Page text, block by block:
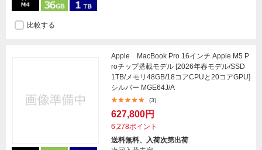
比較する
Apple MacBook Pro 16インチ Apple M5 P
roチップ搭載モデル [2026年春モデル/SSD
1TB/メモリ48GB/18コアCPUと20コアGPU]
シルバー MGE64J/A
(3)
627,800円
6,278ポイント
送料無料、入荷次第出荷